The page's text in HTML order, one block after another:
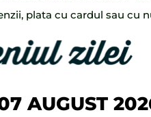
plata cu cardul sau cu
AUGUST